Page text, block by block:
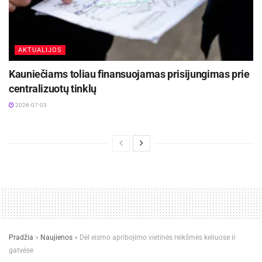
AKTUALIJOS
Kauniečiams toliau finansuojamas prisijungimas prie
centralizuotų tinklų
2026-07-03
Pradžia » Naujienos » Dėl eismo apribojimo vietinės reikšmės keliuose ir
gatvėse